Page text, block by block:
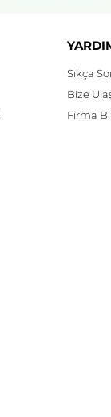
Sıkça
Bize
Firma